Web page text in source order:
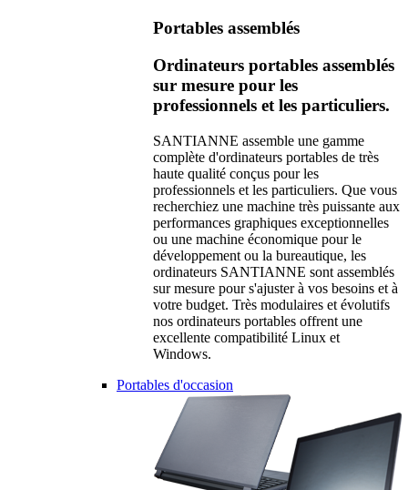
Portables assemblés
Ordinateurs portables assemblés
sur mesure pour les
professionnels et les particuliers.
SANTIANNE assemble une gamme
complète d'ordinateurs portables de très
haute qualité conçus pour les
professionnels et les particuliers. Que vous
recherchiez une machine très puissante aux
performances graphiques exceptionnelles
ou une machine économique pour le
développement ou la bureautique, les
ordinateurs SANTIANNE sont assemblés
sur mesure pour s'ajuster à vos besoins et à
votre budget. Très modulaires et évolutifs
nos ordinateurs portables offrent une
excellente compatibilité Linux et
Windows.
Portables d'occasion